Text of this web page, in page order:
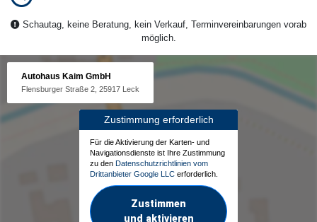
Schautag, keine Beratung, kein Verkauf, Terminvereinbarungen vorab
möglich.
Autohaus Kaim GmbH
Flensburger Straße 2, 25917 Leck
Zustimmung erforderlich
Für die Aktivierung der Karten- und
Navigationsdienste ist Ihre Zustimmung
zu den Datenschutzrichtlinien vom
Drittanbieter Google LLC erforderlich.
Zustimmen
und aktivieren